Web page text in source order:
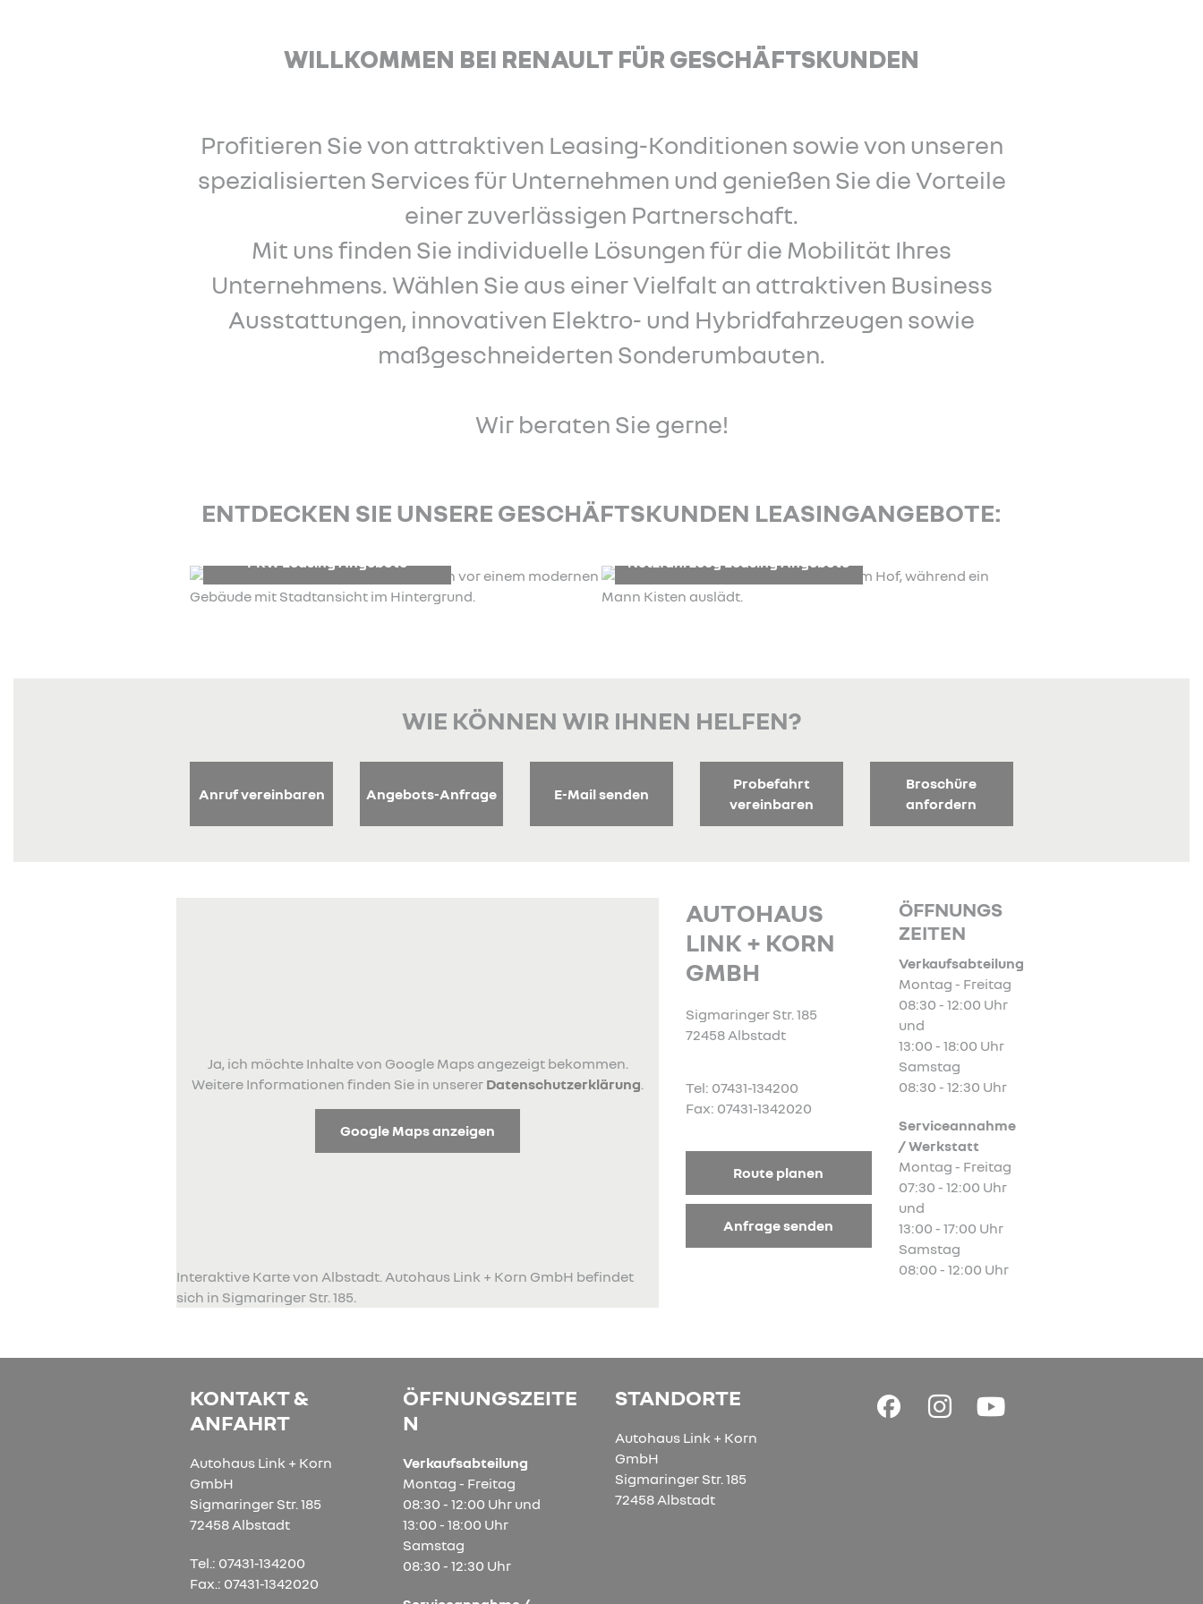
WILLKOMMEN BEI RENAULT FÜR GESCHÄFTSKUNDEN
Profitieren Sie von attraktiven Leasing-Konditionen sowie von unseren
spezialisierten Services für Unternehmen und genießen Sie die Vorteile
einer zuverlässigen Partnerschaft.
Mit uns finden Sie individuelle Lösungen für die Mobilität Ihres
Unternehmens. Wählen Sie aus einer Vielfalt an attraktiven Business
Ausstattungen, innovativen Elektro- und Hybridfahrzeugen sowie
maßgeschneiderten Sonderumbauten.
Wir beraten Sie gerne!
ENTDECKEN SIE UNSERE GESCHÄFTSKUNDEN LEASINGANGEBOTE:
PKW Leasing Angebote Nutzfahrzeug Leasing Angebote
WIE KÖNNEN WIR IHNEN HELFEN?
Anruf vereinbaren Angebots-Anfrage E-Mail senden
Probefahrt
vereinbaren
Broschüre
anfordern
Ja, ich möchte Inhalte von Google Maps angezeigt bekommen.
Weitere Informationen finden Sie in unserer Datenschutzerklärung
Google Maps anzeigen
Interaktive Karte von Albstadt. Autohaus Link + Korn GmbH befindet
sich in Sigmaringer Str. 185.
AUTOHAUS
LINK + KORN
GMBH
Sigmaringer Str. 185
72458 Albstadt
Tel: 07431-134200
Fax: 07431-1342020
Route planen
Anfrage senden
ÖFFNUNGS
ZEITEN
Verkaufsabteilung
Montag - Freitag
08:30 - 12:00 Uhr
und
13:00 - 18:00 Uhr
Samstag
08:30 - 12:30 Uhr
Serviceannahme
/ Werkstatt
Montag - Freitag
07:30 - 12:00 Uhr
und
13:00 - 17:00 Uhr
Samstag
08:00 - 12:00 Uhr
KONTAKT &
ANFAHRT
Autohaus Link + Korn
GmbH
Sigmaringer Str. 185
72458 Albstadt
Tel.: 07431-134200
Fax.: 07431-1342020
ÖFFNUNGSZEITE
N
Verkaufsabteilung
Montag - Freitag
08:30 - 12:00 Uhr und
13:00 - 18:00 Uhr
Samstag
08:30 - 12:30 Uhr
STANDORTE
Autohaus Link + Korn
GmbH
Sigmaringer Str. 185
72458 Albstadt